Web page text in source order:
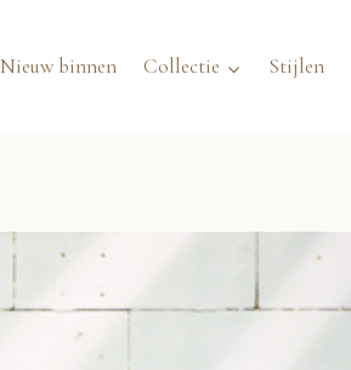
Nieuw binnen Collectie Stijlen